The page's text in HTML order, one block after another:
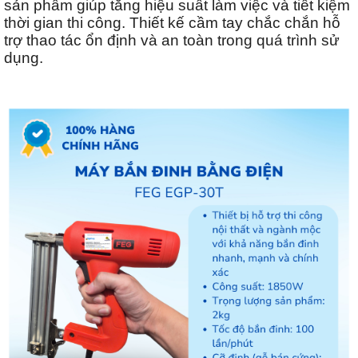
sản phẩm giúp tăng hiệu suất làm việc và tiết kiệm
thời gian thi công. Thiết kế cầm tay chắc chắn hỗ
trợ thao tác ổn định và an toàn trong quá trình sử
dụng.